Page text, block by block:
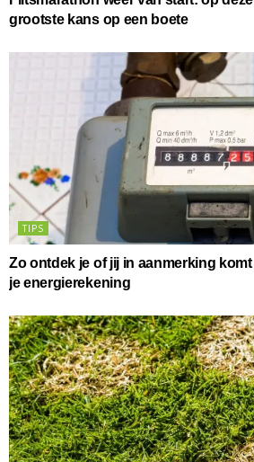
grootste kans op een boete
TIPS
Zo ontdek je of jij in aanmerking
je energierekening